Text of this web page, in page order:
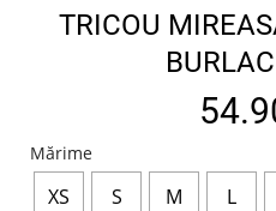
TRICOU
Mărime
XS S M L